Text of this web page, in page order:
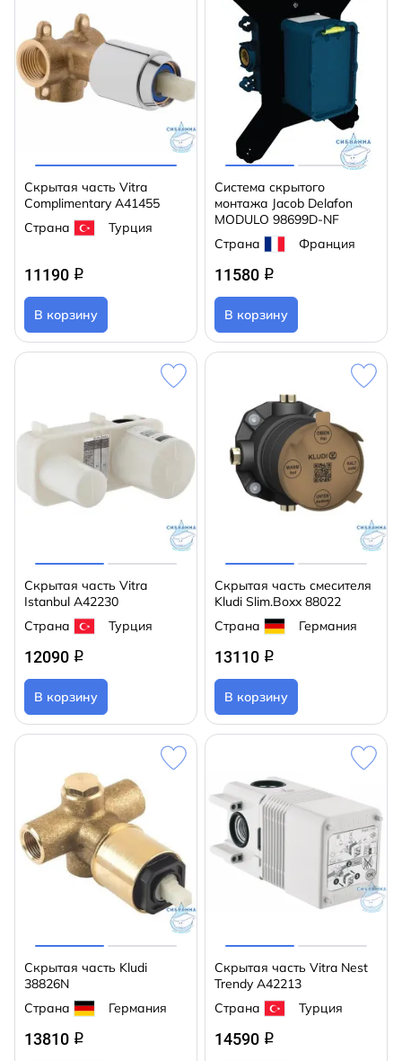
Скрытая часть Vitra
Complimentary A41455
Страна
Турция
11190 q
В корзину
Система скрытого
монтажа Jacob Delafon
MODULO 98699D-NF
Страна
Франция
11580 q
В корзину
Скрытая часть Vitra
Istanbul A42230
Страна
Турция
12090 q
В корзину
Скрытая часть смесителя
Kludi Slim.Boxx 88022
Страна
Германия
13110 q
В корзину
Скрытая часть Kludi
38826N
Страна
Германия
13810 q
Скрытая часть Vitra Nest
Trendy A42213
Страна
Турция
14590 q